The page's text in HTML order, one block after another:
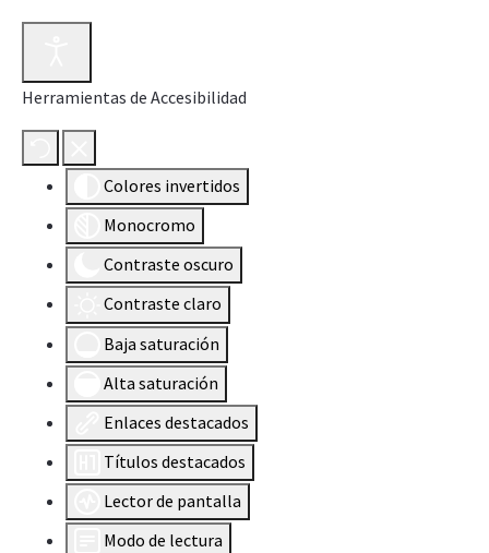
Herramientas de Accesibilidad
Colores invertidos
Monocromo
Contraste oscuro
Contraste claro
Baja saturación
Alta saturación
Enlaces destacados
Títulos destacados
Lector de pantalla
Modo de lectura